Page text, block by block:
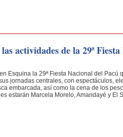
actividades de la 29ª
Esquina la 29ª Fiesta Nacional del Pacú
jornadas centrales, con espectáculos,
embarcada, así como la cena de los
estarán Marcela Morelo, Amandayé y El